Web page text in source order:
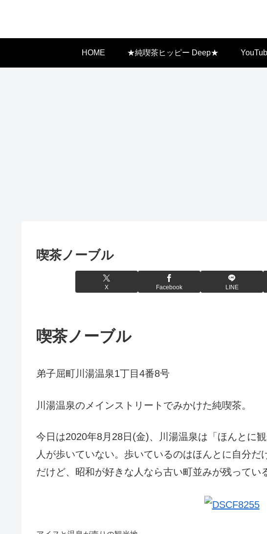
HOME ★純喫茶ヒッピー Deep★
喫茶ノーブル
X Facebook LINE
喫茶ノーブル
弟子屈町川湯温泉1丁目4番8号
川湯温泉のメインストリートでみかけた純喫茶。
今日は2020年8月28日(金)、川湯温泉は「ほんとに
人が歩いていない。歩いているのはほんとに自分だ
だけど、昭和が好きな人なら古い町並みが残ってい